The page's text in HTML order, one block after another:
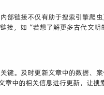
部链接不仅有助于搜索引擎
接，如“若想了解更多古代文
键。及时更新文章中的数据
中的相关信息进行更新，让